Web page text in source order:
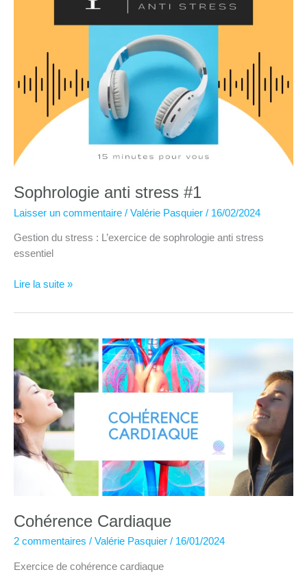
Sophrologie anti stress #1
Laisser un commentaire / Valérie Pasquier / 16/02/2024
Gestion du stress : L’exercice de sophrologie anti stress
essentiel
Sophrologie
stress
Lire la suite »
Cohérence Cardiaque
2 commentaires / Valérie Pasquier / 16/01/2024
Exercice de cohérence cardiaque